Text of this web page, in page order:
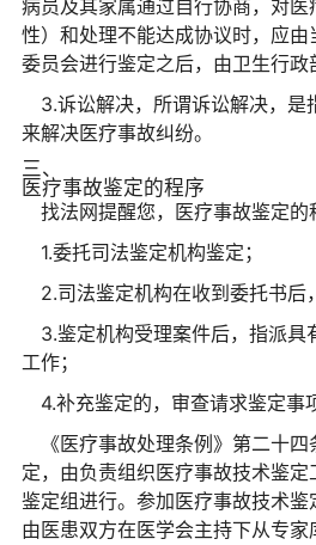
病员及其家属通过自行协商，对医
性）和处理不能达成协议时，应
委员会进行鉴定之后，由卫生行政
3.诉讼解决，所谓诉讼解决，是
来解决医疗事故纠纷。
三、
医疗事故鉴定的程序
找法网提醒您，医疗事故鉴定的
1.委托司法鉴定机构鉴定；
2.司法鉴定机构在收到委托书后
3.鉴定机构受理案件后，指派具
工作；
4.补充鉴定的，审查请求鉴定事
《医疗事故处理条例》第二十
定，由负责组织医疗事故技术鉴
鉴定组进行。参加医疗事故技术鉴
由医患双方在医学会主持下从专